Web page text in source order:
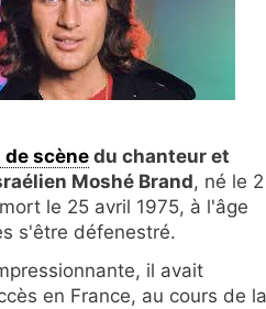
de scènedu chanteur et
Moshé Brand, né le 2
le 25 avril 1975, à l'âge
s'être défenestré.
il avait
en France, au cours de la